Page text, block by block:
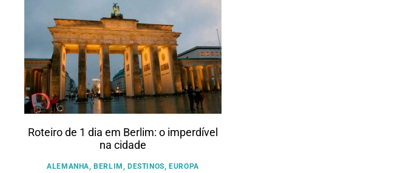
Roteiro de 1 dia em Berlim: o imperdível
na cidade
ALEMANHA, BERLIM , DESTINOS, EUROPA